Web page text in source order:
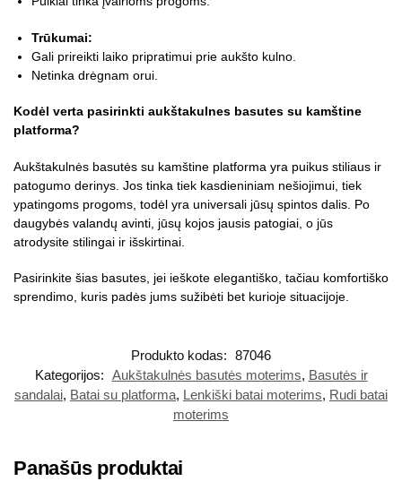
Trūkumai:
Gali prireikti laiko pripratimui prie aukšto kulno.
Netinka drėgnam orui.
Kodėl verta pasirinkti aukštakulnes basutes su kamštine
platforma?
Aukštakulnės basutės su kamštine platforma yra puikus stiliaus ir
patogumo derinys. Jos tinka tiek kasdieniniam nešiojimui, tiek
ypatingoms progoms, todėl yra universali jūsų spintos dalis. Po
daugybės valandų avinti, jūsų kojos jausis patogiai, o jūs
atrodysite stilingai ir išskirtinai.
Pasirinkite šias basutes, jei ieškote elegantiško, tačiau komfortiško
sprendimo, kuris padės jums sužibėti bet kurioje situacijoje.
Produkto kodas: 87046
Kategorijos: Aukštakulnės basutės moterims, Basutės ir
sandalai, Batai su platforma, Lenkiški batai moterims, Rudi batai
moterims
Panašūs produktai